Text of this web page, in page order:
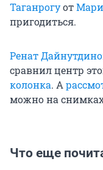
Таганрогуот
пригодиться.
Ренат
сравнил центр
колонка. А
можно на
Что еще